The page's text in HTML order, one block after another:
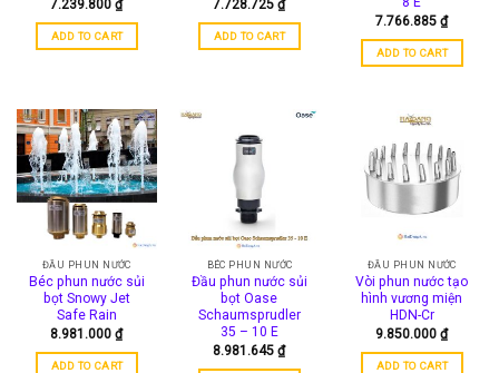
7.239.800₫
ADD TO CART
7.728.725₫
ADD TO CART
7.766.885₫
ADD TO CART
ĐẦU PHUN NƯỚC
Béc phun nước sủi
bọt Snowy Jet
Safe Rain
8.981.000₫
ADD TO CART
BÉC PHUN NƯỚC
Đầu phun nước sủi
bọt Oase
Schaumsprudler
35 – 10 E
8.981.645₫
ĐẦU PHUN NƯỚC
Vòi phun nước tạo
hình vương miện
HDN-Cr
9.850.000₫
ADD TO CART